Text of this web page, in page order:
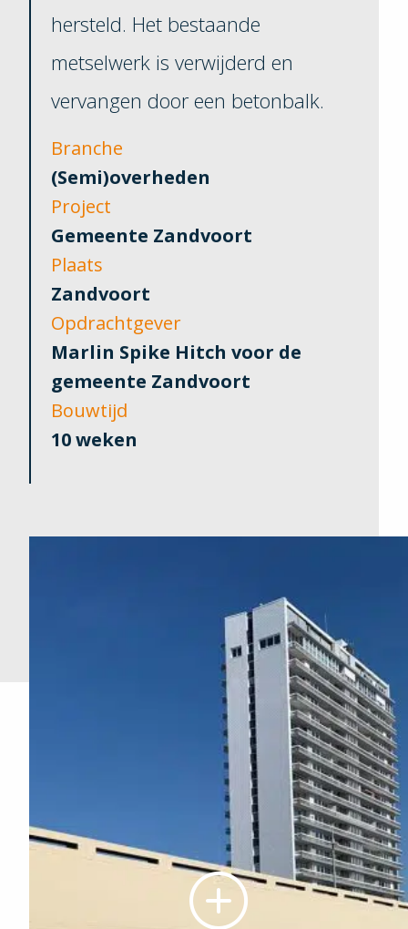
hersteld. Het bestaande
metselwerk is verwijderd en
vervangen door een betonbalk.
Branche
(Semi)overheden
Project
Gemeente Zandvoort
Plaats
Zandvoort
Opdrachtgever
Marlin Spike Hitch voor de
gemeente Zandvoort
Bouwtijd
10 weken